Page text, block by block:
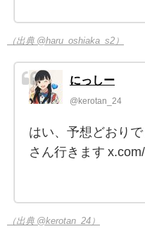
（出典 @haru_oshiaka_s2）
にっしー
@kerotan_24
はい、予想どおり
さん行きます
（出典 @kerotan_24）